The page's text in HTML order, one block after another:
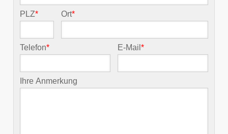
PLZ* Ort*
Telefon* E-Mail*
Ihre Anmerkung